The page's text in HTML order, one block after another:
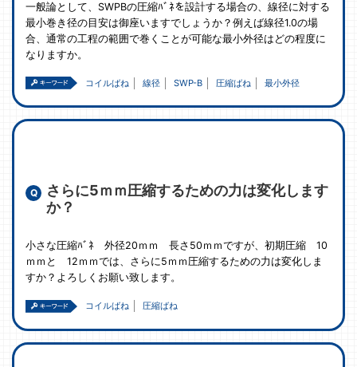
一般論として、SWPBの圧縮ﾊﾞﾈを設計する場合の、線径に対する
最小巻き径の目安は御座いますでしょうか？例えば線径1.0の場
合、通常の工程の範囲で巻くことが可能な最小外径はどの程度に
なりますか。
コイルばね 線径 SWP-B 圧縮ばね 最小外径
さらに5ｍｍ圧縮するための力は変化します
か？
小さな圧縮ﾊﾞﾈ 外径20ｍｍ 長さ50ｍｍですが、初期圧縮 10
ｍｍと 12ｍｍでは、さらに5ｍｍ圧縮するための力は変化しま
すか？よろしくお願い致します。
コイルばね 圧縮ばね